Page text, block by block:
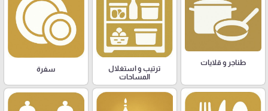
طناجر و قلايات
ترتيب و استغلال
المساحات
سفرة